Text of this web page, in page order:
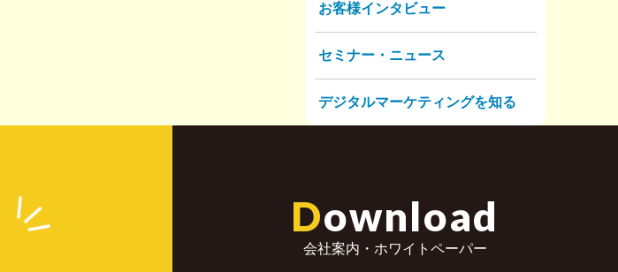
お客様インタビュー
セミナー・ニュース
デジタルマーケティングを知る
Download
会社案内・ホワイトペーパー